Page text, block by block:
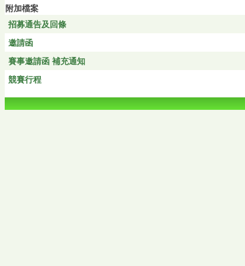
附加檔案
招募通告及回條
邀請函
賽事邀請函 補充通知
競賽行程